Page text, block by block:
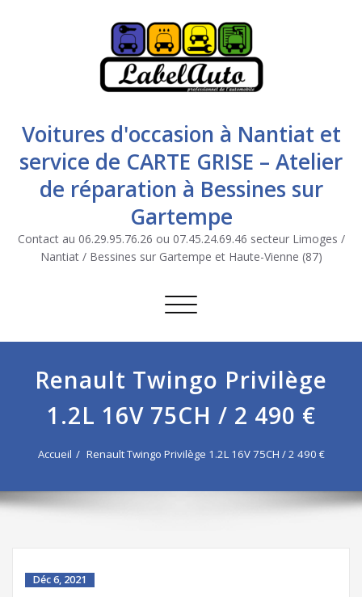
Voitures d'occasion à Nantiat et
service de CARTE GRISE – Atelier
de réparation à Bessines sur
Gartempe
Contact au 06.29.95.76.26 ou 07.45.24.69.46 secteur Limoges /
Nantiat / Bessines sur Gartempe et Haute-Vienne (87)
Afficher/masquer la navigation
Renault Twingo Privilège
1.2L 16V 75CH / 2 490 €
Accueil Renault Twingo Privilège 1.2L 16V 75CH / 2 490 €
Déc 6, 2021